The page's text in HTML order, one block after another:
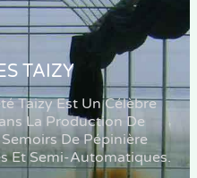
TAIZY
Taizy Est Un Célèbre
La Production De
De Pépinière
Et Semi-Automatiques.